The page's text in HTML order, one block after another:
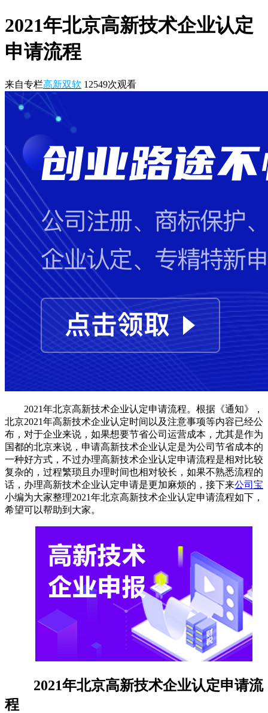
2021年北京高新技术企业认定
申请流程
来自专栏高新双软 12549次观看
2021年北京高新技术企业认定申请流程。根据《通知》，
北京2021年高新技术企业认定时间以及注意事项等内容已经公
布，对于企业来说，如果想要节省公司运营成本，尤其是作为
国都的北京来说，申请高新技术企业认定是为公司节省成本的
一种好方式，不过办理高新技术企业认定申请流程是相对比较
复杂的，过程繁琐且办理时间也相对较长，如果不熟悉流程的
话，办理高新技术企业认定申请是更加麻烦的，接下来公司宝
小编为大家整理2021年北京高新技术企业认定申请流程如下，
希望可以帮助到大家。
2021年北京高新技术企业认定申请流
程